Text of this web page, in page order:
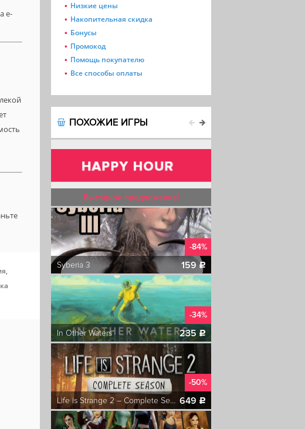
e-
Низкие цены
Накопительная скидка
Бонусы
Промокод
Помощь покупателю
Все способы оплаты
ПОХОЖИЕ ИГРЫ
Выгодное предложение!
-84%
Syberia 3
159 c
-34%
In Other Waters
235 c
-50%
Life is Strange 2 – Complete Season 649 c